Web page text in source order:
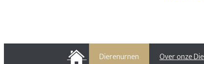
HOME Dierenurnen Over onze